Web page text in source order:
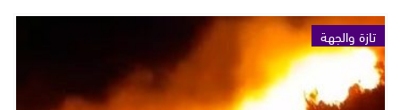
تازة والجهة